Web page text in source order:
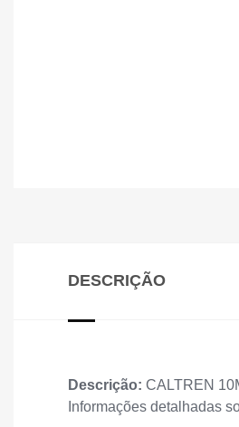
DESCRIÇÃO
Descrição: CALTREN
Informações detalhadas